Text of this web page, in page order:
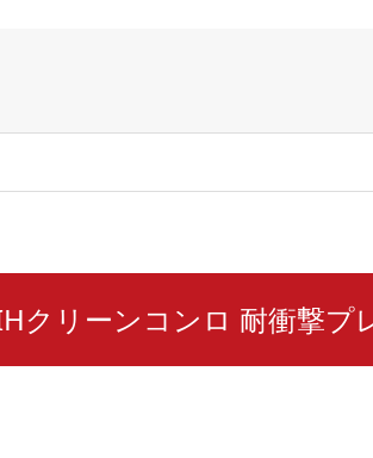
クリーンコンロ 耐衝撃プ